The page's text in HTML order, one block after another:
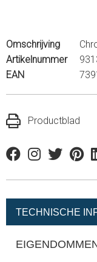
Omschrijving
Artikelnummer
EAN
Productblad
FacebookInstagram
Twitter
TECHNISCHE